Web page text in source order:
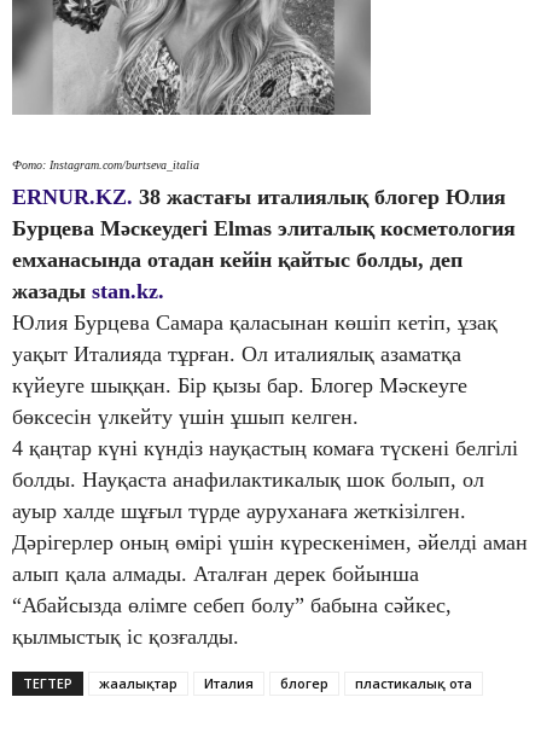
Фото: Іnstagram.com/burtseva_italia
ERNUR.KZ. 38 жастағы италиялық блогер Юлия
Бурцева Мәскеудегі Elmas элиталық косметология
емханасында отадан кейін қайтыс болды, деп
жазады stan.kz.
Юлия Бурцева Самара қаласынан көшіп кетіп, ұзақ
уақыт Италияда тұрған. Ол италиялық азаматқа
күйеуге шыққан. Бір қызы бар. Блогер Мәскеуге
бөксесін үлкейту үшін ұшып келген.
4 қаңтар күні күндіз науқастың комаға түскені белгілі
болды. Науқаста анафилактикалық шок болып, ол
ауыр халде шұғыл түрде ауруханаға жеткізілген.
Дәрігерлер оның өмірі үшін күрескенімен, әйелді аман
алып қала алмады. Аталған дерек бойынша
“Абайсызда өлімге себеп болу” бабына сәйкес,
қылмыстық іс қозғалды.
ТЕГТЕР жаңалықтар Италия блогер пластикалық ота